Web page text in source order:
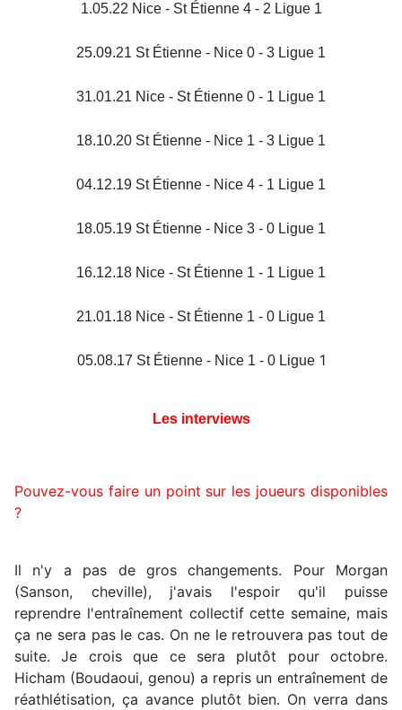
1.05.22 Nice - St Étienne 4 - 2 Ligue 1
25.09.21 St Étienne - Nice 0 - 3 Ligue 1
31.01.21 Nice - St Étienne 0 - 1 Ligue 1
18.10.20 St Étienne - Nice 1 - 3 Ligue 1
04.12.19 St Étienne - Nice 4 - 1 Ligue 1
18.05.19 St Étienne - Nice 3 - 0 Ligue 1
16.12.18 Nice - St Étienne 1 - 1 Ligue 1
21.01.18 Nice - St Étienne 1 - 0 Ligue 1
05.08.17 St Étienne - Nice 1 - 0 Ligue1
Les interviews
Pouvez-vous faire un point sur les joueurs disponibles
?
Il n'y a pas de gros changements. Pour Morgan
(Sanson, cheville), j'avais l'espoir qu'il puisse
reprendre l'entraînement collectif cette semaine, mais
ça ne sera pas le cas. On ne le retrouvera pas tout de
suite. Je crois que ce sera plutôt pour octobre.
Hicham (Boudaoui, genou) a repris un entraînement de
réathlétisation, ça avance plutôt bien. On verra dans